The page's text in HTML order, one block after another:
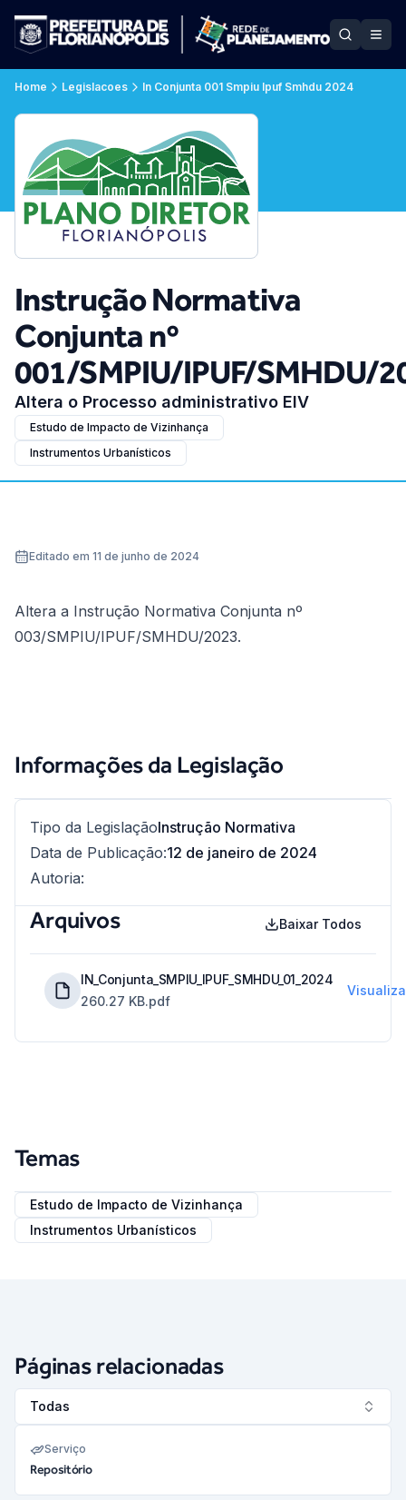
Home Legislacoes In Conjunta 001 Smpiu Ipuf Smhdu 2024
Instrução Normativa
Conjunta nº
001/SMPIU/IPUF/SMHDU/
Altera o Processo administrativo EIV
Estudo de Impacto de Vizinhança
Instrumentos Urbanísticos
Editado em 11 de junho de 2024
Altera a Instrução Normativa Conjunta nº
003/SMPIU/IPUF/SMHDU/2023.
Informações da Legislação
Tipo da LegislaçãoInstrução Normativa
Data de Publicação:12 de janeiro de 2024
Autoria:
Arquivos Baixar Todos
IN_Conjunta_SMPIU_IPUF_SMHDU_01_2024
260.27 KB.pdf
Temas
Estudo de Impacto de Vizinhança
Instrumentos Urbanísticos
Páginas relacionadas
Serviço
Repositório
Todas